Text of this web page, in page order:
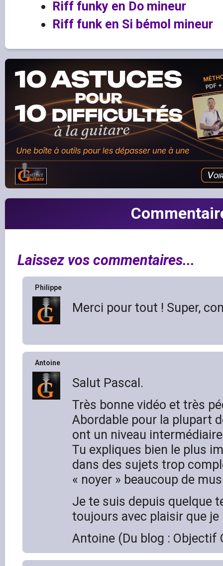
Riff funky en Do mineur
Riff funk en Si bémol mineur
Laissez vos commentaires...
Philippe
Merci pour tout ! Super,
Antoine
Salut Pascal.
Très bonne vidéo et très
Abordable pour la plupart
ont un niveau
Tu expliques bien le plus
dans des sujets trop
« noyer » beaucoup de
Je te suis depuis quelque
toujours avec plaisir que
Antoine (Du blog : Objectif